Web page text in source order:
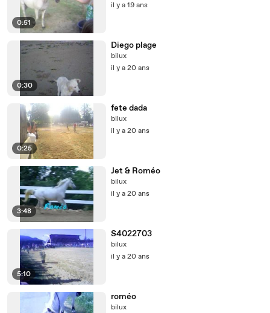
0:51
il y a 19 ans
0:30
Diego plage
bilux
il y a 20 ans
0:25
fete dada
bilux
il y a 20 ans
3:48
Jet & Roméo
bilux
il y a 20 ans
5:10
S4022703
bilux
il y a 20 ans
roméo
bilux